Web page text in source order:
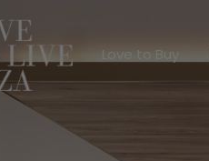
Love to Buy